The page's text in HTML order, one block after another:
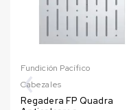
Fundición Pacífico
Cabezales
Regadera FP Quadra